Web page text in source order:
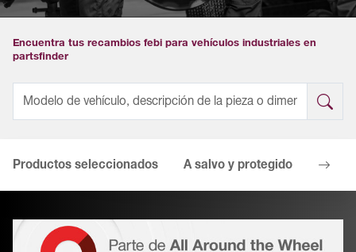
Encuentra tus recambios febi para vehículos industriales en
partsfinder
Productos seleccionados A salvo y protegido Tus